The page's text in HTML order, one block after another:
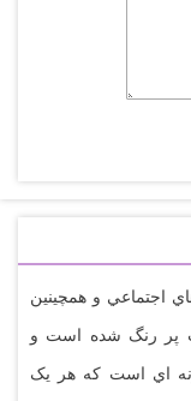
اجتماعي و همچينين
پر رنگ شده است و
اي است که هر يک